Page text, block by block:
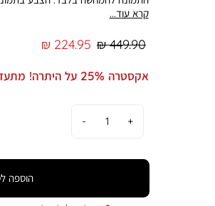
קרא עוד...
מחיר
224.95 ₪
מחיר
449.90 ₪
אקסטרה 25% על היתרה! מתעדכן בסל
הוספה